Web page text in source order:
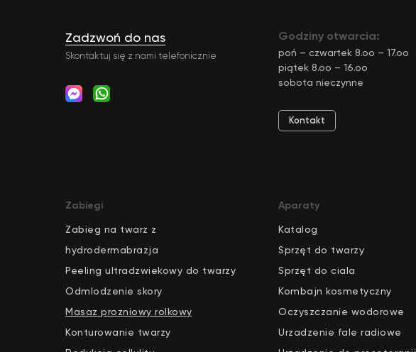
Skontaktuj się z nami telefonicznie
Zadzwoń do nas Godziny otwarcia:
poń – czwartek 8.oo – 17.oo
piątek 8.oo – 16.oo
sobota nieczynne
Kontakt
Zabiegi
Zabieg na twarz z
hydrodermabrazja
Peeling ultradzwiekowy do twarzy
Odmlodzenie skory
Masaz prozniowy rolkowy
Konturowanie twarzy
Aparaty
Katalog
Sprzęt do twarzy
Sprzęt do ciala
Kombajn kosmetyczny
Oczyszczanie wodorowe
Urzadzenie fale radiowe